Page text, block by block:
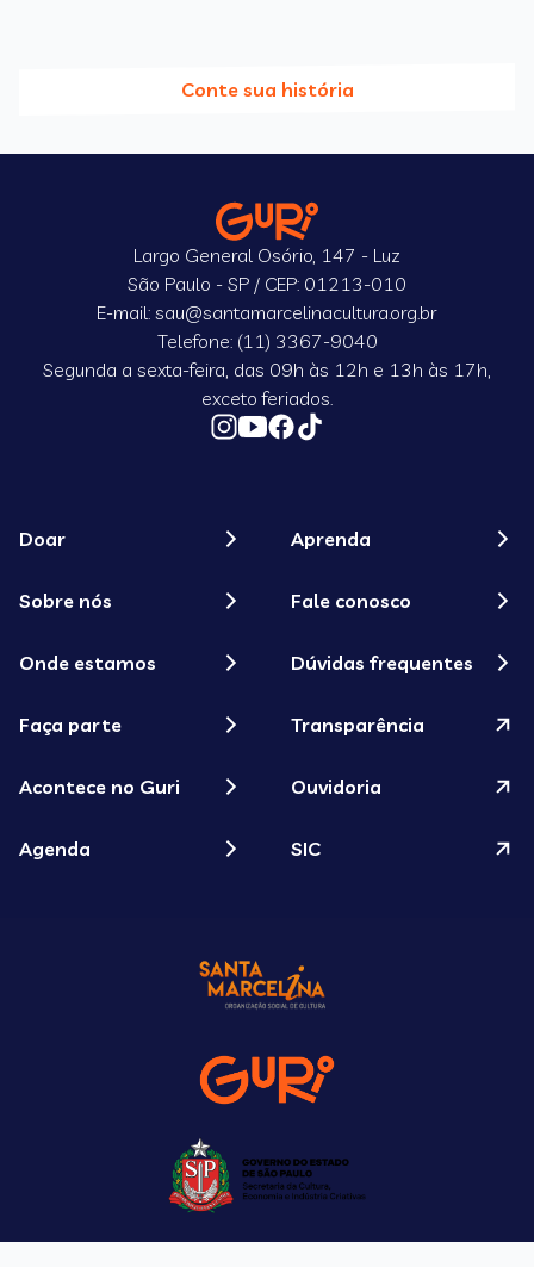
Conte sua história
Largo General Osório, 147 - Luz
São Paulo - SP / CEP: 01213-010
E-mail: sau@santamarcelinacultura.org.br
Telefone: (11) 3367-9040
Segunda a sexta-feira, das 09h às 12h e 13h às 17h,
exceto feriados.
Doar
Sobre nós
Onde estamos
Faça parte
Acontece no Guri
Agenda
Aprenda
Fale conosco
Dúvidas frequentes
Transparência
Ouvidoria
SIC